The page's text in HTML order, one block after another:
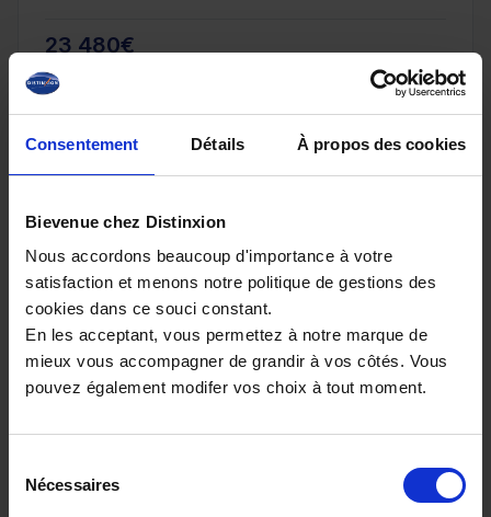
Consentement Détails À propos des cookies
Bievenue chez Distinxion
Nous accordons beaucoup d'importance à votre
satisfaction et menons notre politique de gestions des
cookies dans ce souci constant.
En les acceptant, vous permettez à notre marque de
mieux vous accompagner de grandir à vos côtés. Vous
pouvez également modifer vos choix à tout moment.
Nécessaires
23 480€
ou à partir de
III NV 1.3 DIG-T 140 MHEV N-Connect avec Caméra et
18807 km - 2025 - Essence - Boîte manuelle